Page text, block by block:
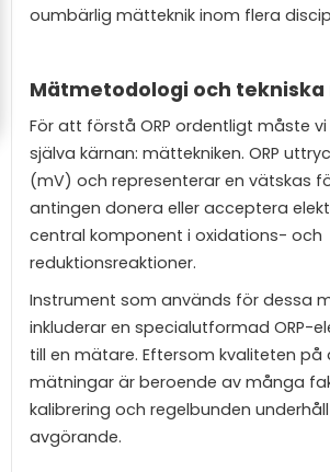
oumbärlig mätteknik inom flera
Mätmetodologi och tekniska
För att förstå ORP ordentligt måste
själva kärnan: mättekniken. ORP
(mV) och representerar en vätskas
antingen donera eller acceptera
central komponent i oxidations- och
reduktionsreaktioner.
Instrument som används för dessa
inkluderar en specialutformad ORP-
till en mätare. Eftersom kvaliteten på
mätningar är beroende av många
kalibrering och regelbunden
avgörande.